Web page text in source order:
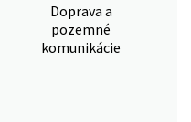
Doprava a
pozemné
komunikácie